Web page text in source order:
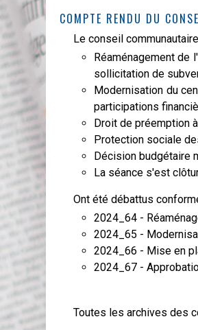
COMPTE RENDU DU
Le conseil
Réaménagement de
sollicitation de
Modernisation du
participations
Droit de préemption
Protection sociale
Décision budgétaire
La séance s'est
Ont été débattus
2024_64 -
2024_65 -
2024_66 - Mise en
2024_67 -
Toutes les archives des